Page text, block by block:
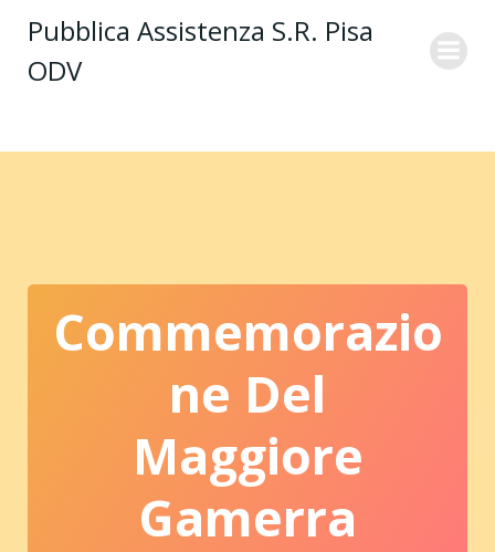
al
Pubblica Assistenza S.R. Pisa
ODV
Commemorazio
Ne Del
Maggiore
Gamerra